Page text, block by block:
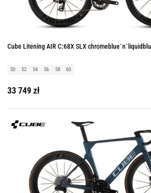
Cube Litening AIR C:68X SLX
50 52 54 56 58 60
33 749 zł